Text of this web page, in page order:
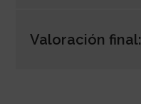
Valoración final: